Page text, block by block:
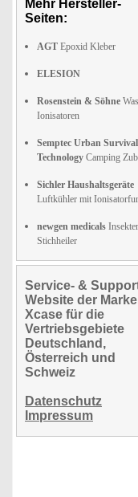
Mehr Hersteller-
Seiten:
AGT Epoxid Kleber
ELESION
Rosenstein & Söhne
Ionisatoren
Semptec Urban Survival
Technology Camping
Sichler Haushaltsgeräte
Luftkühler mit
newgen medicals
Stichheiler
Service- &
Website der Marke
Xcase für die
Vertriebsgebiete
Deutschland,
Österreich und
Schweiz
Datenschutz
Impressum